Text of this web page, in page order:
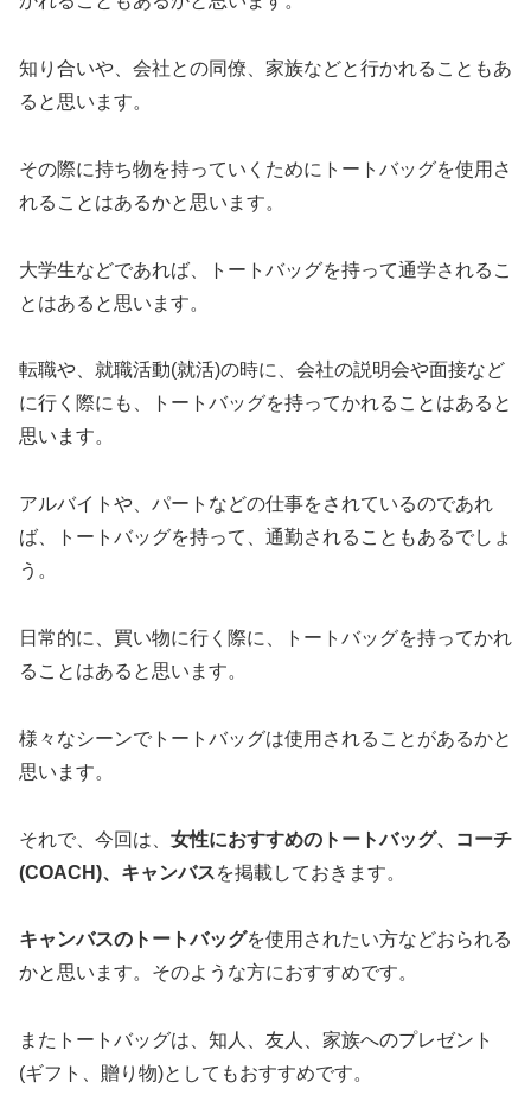
知り合いや、会社との同僚、家族などと行かれることもあ
ると思います。
その際に持ち物を持っていくためにトートバッグを使用さ
れることはあるかと思います。
大学生などであれば、トートバッグを持って通学されるこ
とはあると思います。
転職や、就職活動(就活)の時に、会社の説明会や面接など
に行く際にも、トートバッグを持ってかれることはあると
思います。
アルバイトや、パートなどの仕事をされているのであれ
ば、トートバッグを持って、通勤されることもあるでしょ
う。
日常的に、買い物に行く際に、トートバッグを持ってかれ
ることはあると思います。
様々なシーンでトートバッグは使用されることがあるかと
思います。
それで、今回は、 女性におすすめのトートバッグ、コーチ
(COACH)、キャンバスを掲載しておきます。
キャンバスのトートバッグを使用されたい方などおられる
かと思います。そのような方におすすめです。
またトートバッグは、知人、友人、家族へのプレゼント
(ギフト、贈り物)としてもおすすめです。